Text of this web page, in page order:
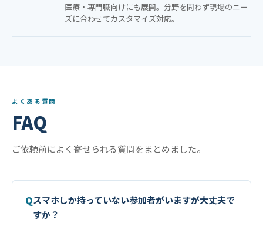
医療・専門職向けにも展開。分野を問わず現場のニー
ズに合わせてカスタマイズ対応。
よくある質問
FAQ
ご依頼前によく寄せられる質問をまとめました。
スマホしか持っていない参加者がいますが大丈夫で
すか？